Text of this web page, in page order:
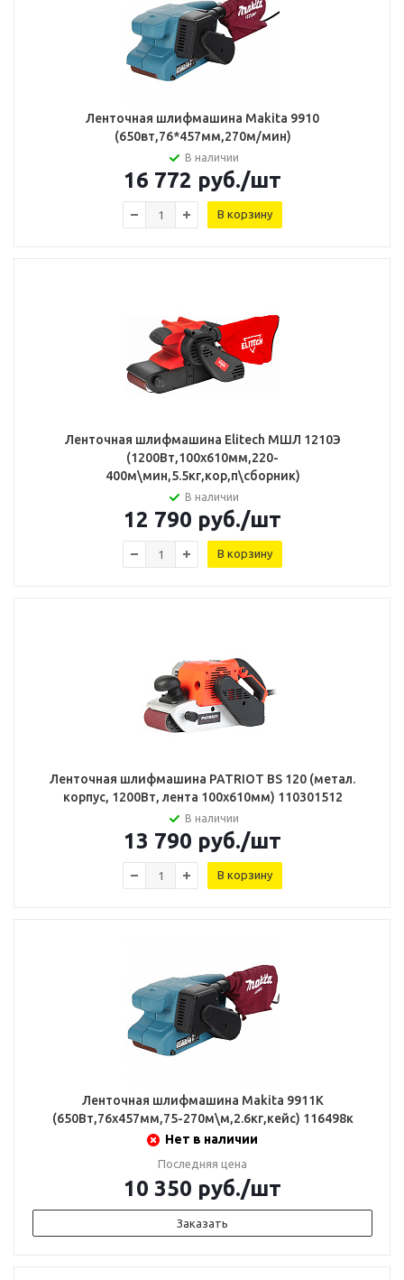
Ленточная шлифмашина Makita 9910
(650вт,76*457мм,270м/мин)
В наличии
16 772 руб./шт
В корзину
Ленточная шлифмашина Elitech МШЛ 1210Э
(1200Вт,100х610мм,220-
400м\мин,5.5кг,кор,п\сборник)
В наличии
12 790 руб./шт
В корзину
Ленточная шлифмашина PATRIOT BS 120 (метал.
корпус, 1200Вт, лента 100х610мм) 110301512
В наличии
13 790 руб./шт
В корзину
Ленточная шлифмашина Makita 9911К
(650Вт,76х457мм,75-270м\м,2.6кг,кейс) 116498к
Нет в наличии
Последняя цена
10 350 руб./шт
Заказать